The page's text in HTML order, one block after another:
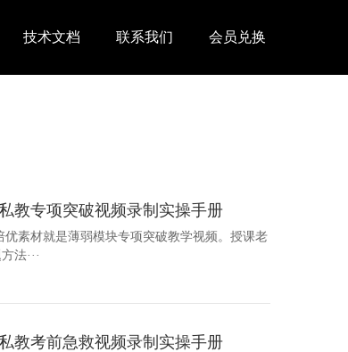
技术文档 联系我们 会员兑换
教专项突破视频录制实操手册
素材就是薄弱模块专项突破教学视频。授课老
法···
教考前急救视频录制实操手册